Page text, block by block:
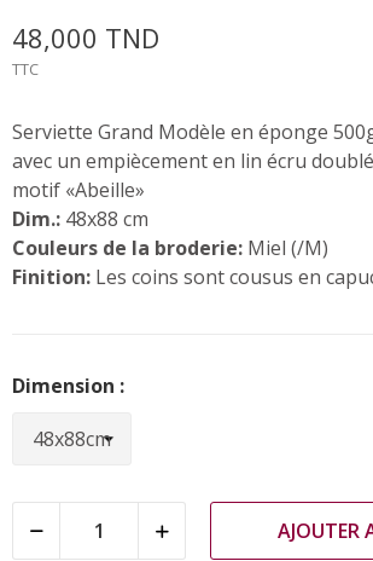
48,000 TND
TTC
Serviette Grand Modèle en éponge
avec un empiècement en lin écru
motif «Abeille»
Dim.: 48x88 cm
Couleurs de la broderie: Miel (/M)
Finition: Les coins sont cousus en
Dimension :
AJOUTER